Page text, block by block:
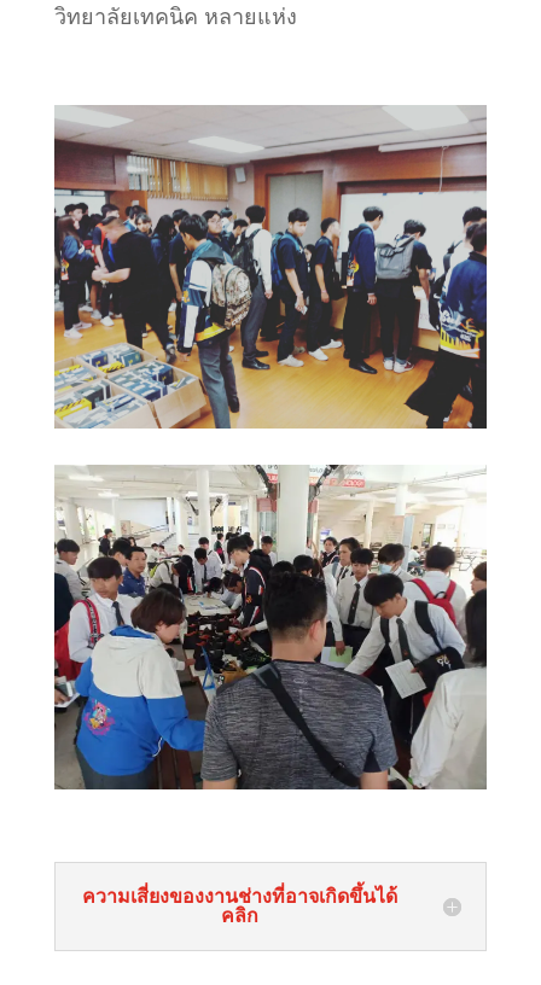
วิทยาลัยเทคนิค หลายแห่ง
ความเสี่ยงของงานช่างที่อาจเกิดขึ้นได้
คลิก